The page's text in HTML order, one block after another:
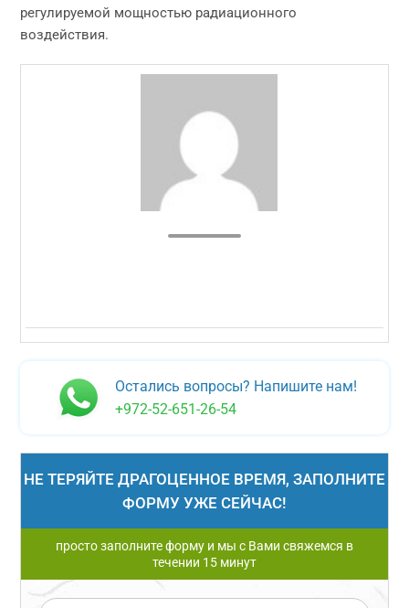
регулируемой мощностью радиационного
воздействия.
Остались вопросы? Напишите нам!
+972-52-651-26-54
НЕ ТЕРЯЙТЕ ДРАГОЦЕННОЕ ВРЕМЯ, ЗАПОЛНИТЕ
ФОРМУ УЖЕ СЕЙЧАС!
просто заполните форму и мы с Вами свяжемся в
течении 15 минут